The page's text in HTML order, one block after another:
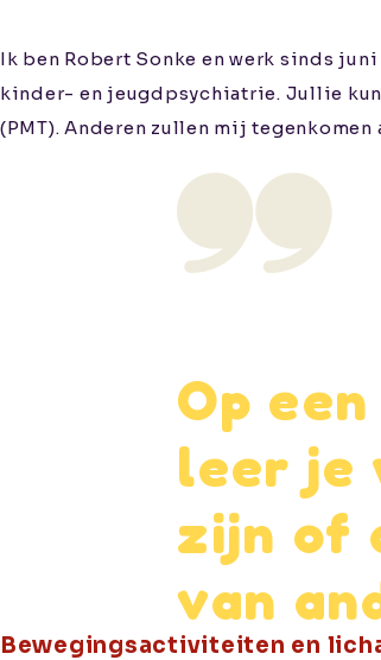
informatie
Werken
Informatie voor
Kwaliteitswaarborging
Ik ben Robert Sonke en werk sinds
kinder- en jeugdpsychiatrie. Jullie
(PMT). Anderen zullen mij
Op
leer je
zijn of
van
Bewegingsactiviteiten en